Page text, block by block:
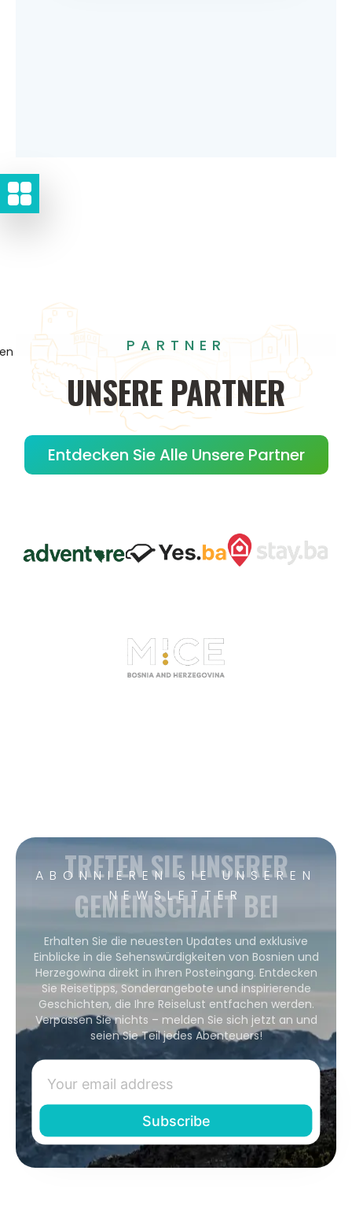
PARTNER
UNSERE PARTNER
Entdecken Sie Alle Unsere Partner
ABONNIEREN SIE UNSEREN
NEWSLETTER
TRETEN SIE UNSERER
GEMEINSCHAFT BEI
Erhalten Sie die neuesten Updates und exklusive
Einblicke in die Sehenswürdigkeiten von Bosnien und
Herzegowina direkt in Ihren Posteingang. Entdecken
Sie Reisetipps, Sonderangebote und inspirierende
Geschichten, die Ihre Reiselust entfachen werden.
Verpassen Sie nichts – melden Sie sich jetzt an und
seien Sie Teil jedes Abenteuers!